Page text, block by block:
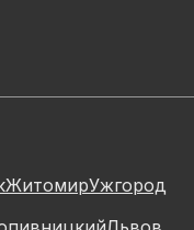
ЖитомирУжгород